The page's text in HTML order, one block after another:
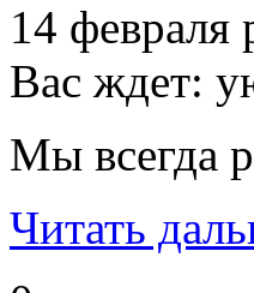
14
Вас ждет:
Мы всегда
Читать